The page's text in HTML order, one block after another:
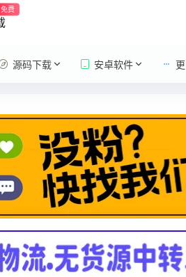
免费
源码下载 安卓软件